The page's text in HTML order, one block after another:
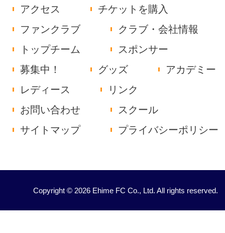
アクセス
チケットを購入
ファンクラブ
クラブ・会社情報
トップチーム
スポンサー
募集中！
グッズ
アカデミー
レディース
リンク
お問い合わせ
スクール
サイトマップ
プライバシーポリシー
Copyright © 2026 Ehime FC Co., Ltd. All rights reserved.